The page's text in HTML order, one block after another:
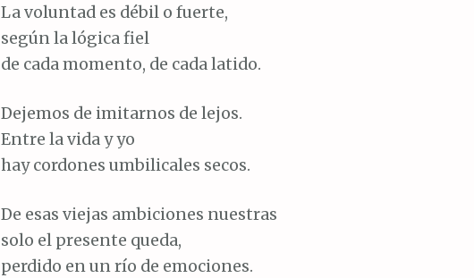
La voluntad es débil o fuerte,
según la lógica fiel
de cada momento, de cada latido.
Dejemos de imitarnos de lejos.
Entre la vida y yo
hay cordones umbilicales secos.
De esas viejas ambiciones nuestras
solo el presente queda,
perdido en un río de emociones.